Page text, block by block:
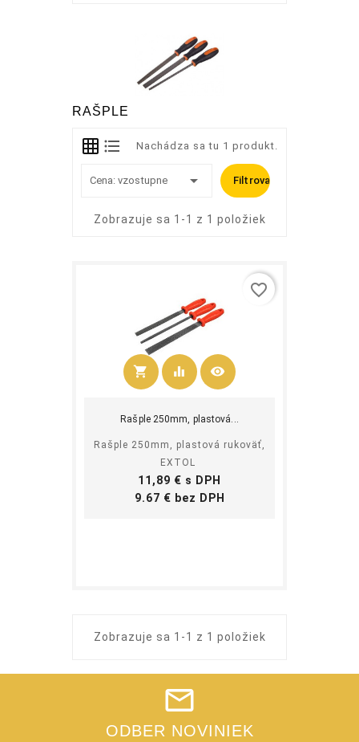
RAŠPLE
Nachádza sa tu 1 produkt.
Cena: vzostupne  Filtrovať
Zobrazuje sa 1-1 z 1 položiek
shopping_cart
Kúpiť
equalizer visibility
Rašple 250mm, plastová...
Rašple 250mm, plastová rukoväť,
EXTOL
Cena
11,89 € s DPH
9.67 € bez DPH
favorite_border
Zobrazuje sa 1-1 z 1 položiek
ODBER NOVINIEK